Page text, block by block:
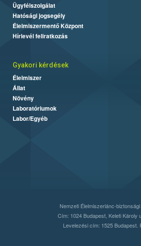
Ügyfélszolgálat
Hatósági jogsegély
Élelmiszermentő Központ
Hírlevél feliratkozás
Gyakori kérdések
Élelmiszer
Állat
Növény
Laboratóriumok
Labor/Egyéb
Nemzeti Élelmiszerlánc-
Cím: 1024 Budapest, Keleti Károly
Levelezési cím: 1525 Budapest.